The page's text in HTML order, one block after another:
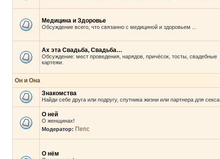
Медицина и Здоровье
Обсуждение всего, что связанно с медициной и здоровьем ...
Ах эта Свадьба, Свадьба…
Обсуждение: мест проведения, нарядов, причёсок, тосты, свадебные
картежи.
Он и Она
Знакомства
Найди себе друга или подругу, спутника жизни или партнера для
О ней
О женщинах!
Модератор: Пепс
О нём